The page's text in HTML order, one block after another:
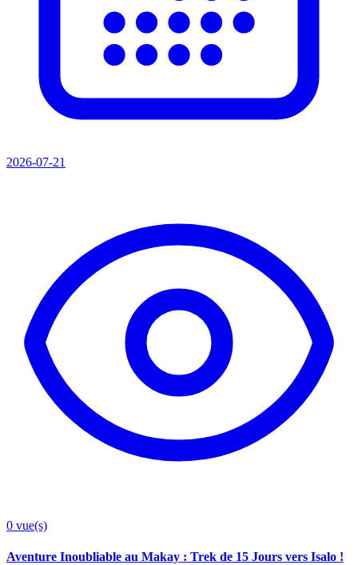
2026-07-21
0 vue(s)
Aventure Inoubliable au Makay : Trek de 15 Jours vers Isalo !